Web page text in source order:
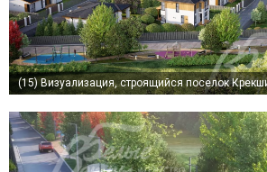
(15)Визуализация, строящийся поселок